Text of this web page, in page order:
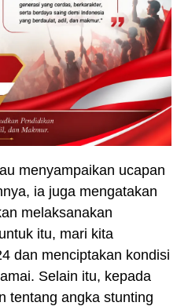
menyampaikan ucapan
ia juga mengatakan
melaksanakan
itu, mari kita
dan menciptakan kondisi
Selain itu, kepada
tentang angka stunting